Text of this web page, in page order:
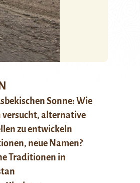
Sonne: Wie
versucht, alternative
zu entwickeln
neue Namen?
Traditionen in